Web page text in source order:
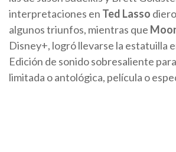
interpretaciones en Ted Lasso
algunos triunfos, mientras que
Disney+, logró llevarse la estatuilla
Edición de sonido sobresaliente
limitada o antológica, película o